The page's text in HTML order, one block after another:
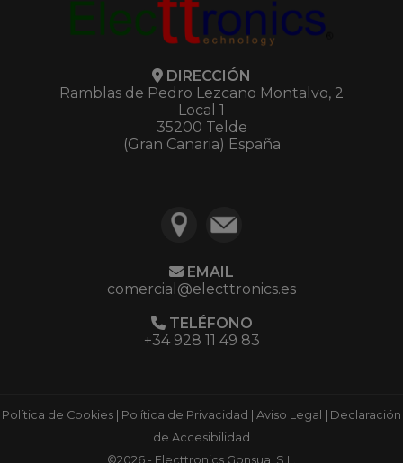
DIRECCIÓN
Ramblas de Pedro Lezcano Montalvo, 2
Local 1
35200 Telde
(Gran Canaria) España
EMAIL
comercial@electtronics.es
TELÉFONO
+34 928 11 49 83
Política de Cookies Política de Privacidad Aviso Legal
Declaración
de Accesibilidad
©2026 - Electtronics Gonsua, S.L.